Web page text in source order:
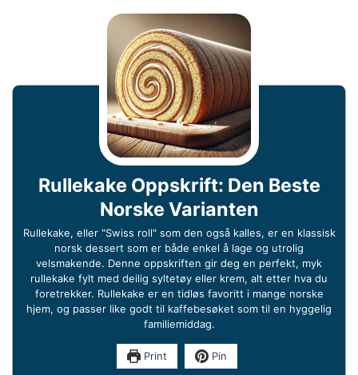
Rullekake Oppskrift: Den Beste
Norske Varianten
Rullekake, eller "Swiss roll" som den også kalles, er en klassisk
norsk dessert som er både enkel å lage og utrolig
velsmakende. Denne oppskriften gir deg en perfekt, myk
rullekake fylt med deilig syltetøy eller krem, alt etter hva du
foretrekker. Rullekake er en tidløs favoritt i mange norske
hjem, og passer like godt til kaffebesøket som til en hyggelig
familiemiddag.
Print Pin